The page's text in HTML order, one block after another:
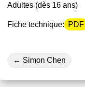
Adultes (dès 16 ans)
Fiche technique: PDF
Simon Chen